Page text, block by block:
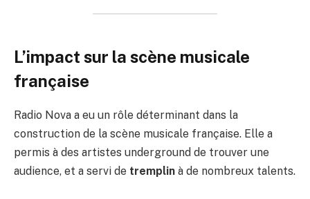
L’impact sur la scène musicale
française
Radio Nova a eu un rôle déterminant dans la
construction de la scène musicale française. Elle a
permis à des artistes underground de trouver une
audience, et a servi de tremplin à de nombreux talents.